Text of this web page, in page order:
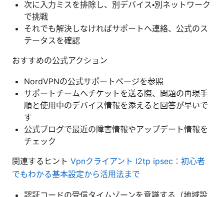
次に入力ミスを排除し、別デバイス・別ネットワーク
で挑戦
それでも解決しなければサポートへ連絡、公式のス
テータスを確認
おすすめの公式アクション
NordVPNの公式サポートページを参照
サポートチームへチケットを送る際、問題の再現手
順と使用中のデバイス情報を添えると回答が早いで
す
公式ブログで最近の障害情報やアップデート情報を
チェック
関連するヒント Vpnクライアント l2tp ipsec：初心者
でもわかる基本設定から活用法まで
認証コードの受信タイムゾーンを意識する（地域設